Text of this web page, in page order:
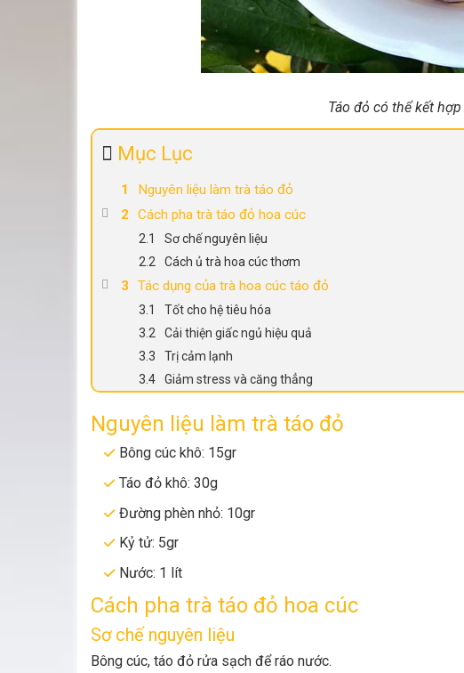
Táo đỏ có thể kết
Mục Lục
Nguyên liệu làm trà táo đỏ
Cách pha trà táo đỏ hoa cúc
Sơ chế nguyên liệu
Cách ủ trà hoa cúc thơm
Tác dụng của trà hoa cúc táo đỏ
Tốt cho hệ tiêu hóa
Cải thiện giấc ngủ hiệu quả
Trị cảm lạnh
Giảm stress và căng thẳng
Nguyên liệu làm trà táo đỏ
Bông cúc khô: 15gr
Táo đỏ khô: 30g
Đường phèn nhỏ: 10gr
Kỷ tử: 5gr
Nước: 1 lít
Cách pha trà táo đỏ hoa cúc
Sơ chế nguyên liệu
Bông cúc, táo đỏ rửa sạch để ráo nước.